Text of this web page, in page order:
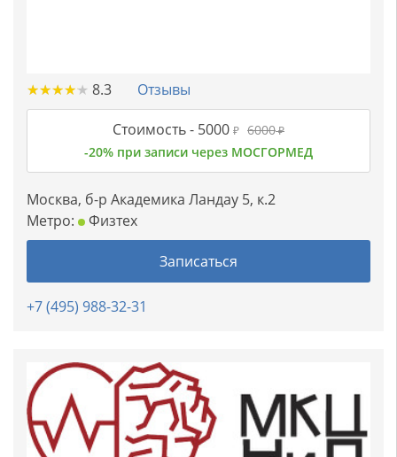
★★★★★
★★★★★ 8.3 Отзывы
Стоимость - 5000 ₽ 6000₽
-20% при записи через МОСГОРМЕД
Москва, б-р Академика Ландау 5, к.2
Метро:
Физтех
Записаться
+7 (495) 988-32-31